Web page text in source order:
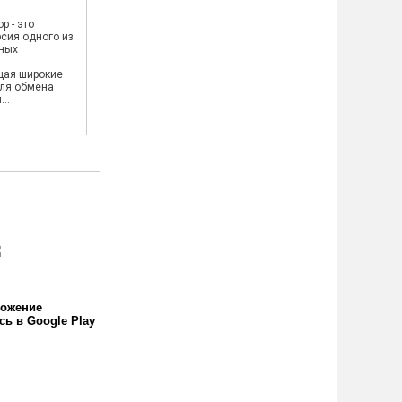
- это
одного из
широкие
обмена
в Google Play